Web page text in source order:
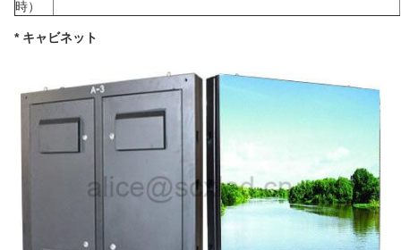
時）
* キャビネット